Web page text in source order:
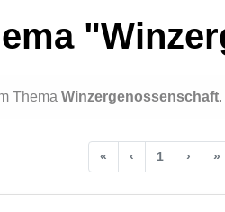
Thema Winzergenossenschaft.
« ‹ 1 › »